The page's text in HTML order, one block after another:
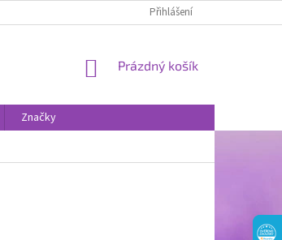
Přihlášení
NÁKUPNÍ
Prázdný košík
Značky